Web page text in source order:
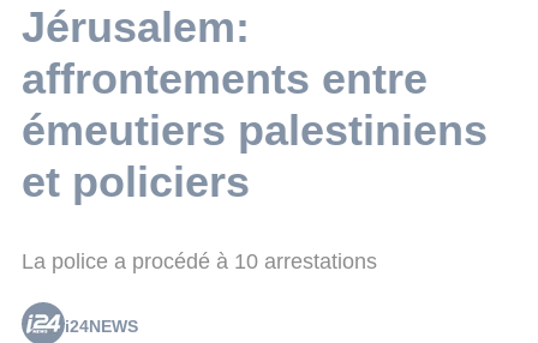
Jérusalem:
affrontements entre
émeutiers palestiniens
et policiers
La police a procédé à 10 arrestations
i24NEWS